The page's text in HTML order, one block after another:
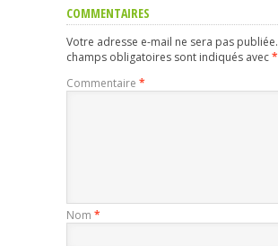
COMMENTAIRES
Votre adresse e-mail ne sera pas publiée.
champs obligatoires sont indiqués avec*
Commentaire *
Nom *